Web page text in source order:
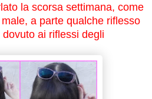
la scorsa settimana, come
a parte qualche riflesso
ai riflessi degli